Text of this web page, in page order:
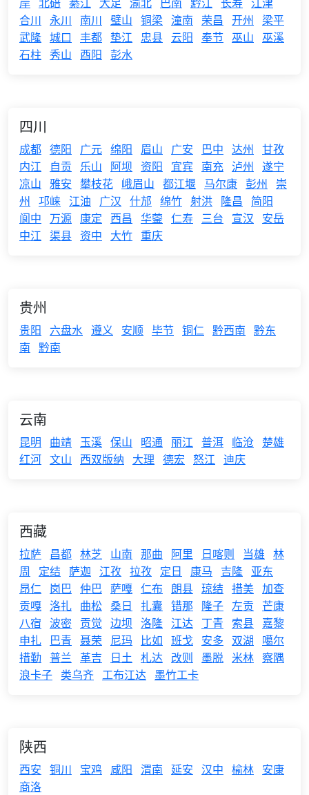
合川 永川 南川 璧山 铜梁 潼南 荣昌 开州
梁平
武隆 城口 丰都 垫江 忠县 云阳 奉节 巫山 巫溪
石柱 秀山 酉阳 彭水
四川
成都 德阳 广元 绵阳 眉山 广安 巴中 达州 甘孜
内江
自贡 乐山 阿坝 资阳 宜宾 南充 泸州 遂宁
凉山 雅安 攀枝花 峨眉山 都江堰 马尔康 彭州
崇
州 邛崃 江油 广汉 什邡 绵竹 射洪 隆昌
简阳
阆中
万源 康定 西昌 华蓥 仁寿 三台 宣汉
安岳
中江
渠县 资中 大竹 重庆
贵州
贵阳 六盘水 遵义 安顺 毕节 铜仁 黔西南 黔东
南 黔南
云南
昆明 曲靖 玉溪 保山 昭通 丽江 普洱 临沧
楚雄
红河 文山 西双版纳 大理 德宏 怒江 迪庆
西藏
拉萨 昌都 林芝 山南 那曲 阿里 日喀则 当雄 林
周
定结 萨迦 江孜 拉孜 定日 康马 吉隆 亚东
昂仁 岗巴 仲巴 萨嘎 仁布 朗县 琼结 措美 加查
贡嘎 洛扎 曲松 桑日 扎囊 错那 隆子 左贡 芒康
八宿 波密 贡觉 边坝 洛隆 江达 丁青 索县 嘉黎
申扎
巴青 聂荣 尼玛 比如 班戈 安多 双湖
噶尔
措勤 普兰 革吉 日土 札达 改则 墨脱 米林 察隅
浪卡子 类乌齐 工布江达 墨竹工卡
陕西
西安 铜川 宝鸡 咸阳 渭南 延安 汉中 榆林 安康
商洛